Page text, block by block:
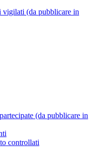
(da pubblicare in
(da pubblicare in
controllati